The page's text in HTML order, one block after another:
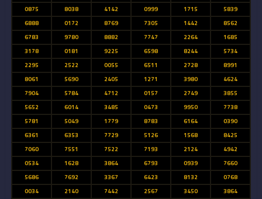
0875
8038 4142 0999 1715
5839
6888
0172 8769 7305 1442
8562
6783
9780 8882 7747 2264
1685
3178
0181 9225 6598 8244
5734
2295
2522 0055 6511 2728
8991
8061
5690 2405 1271 3980
4624
7904
5784 4712 0157 2749
3855
5652
6014 3485 0473 9950
7738
5781
5049 1779 8783 6164
0390
6361
6353 7729 5126 1568
8425
7060
7551 7522 7193 2124
4942
0534
1628 3864 6793 0939
7660
5686
7692 3367 6423 8132
0768
0034
2140 7442 2567 3450
3864